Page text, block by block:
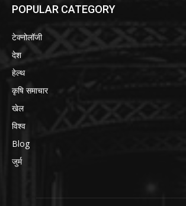
POPULAR CATEGORY
टेक्नोलॉजी
देश
हेल्थ
कृषि समाचार
खेल
विश्व
Blog
जुर्म